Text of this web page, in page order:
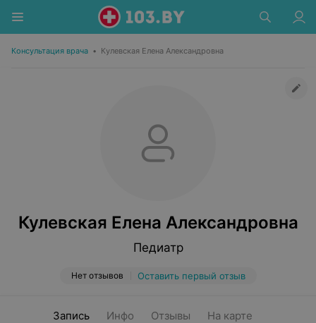
Консультация врача • Кулевская Елена Александровна
Кулевская Елена Александровна
Педиатр
Нет отзывов Оставить первый отзыв
Запись Инфо Отзывы На карте